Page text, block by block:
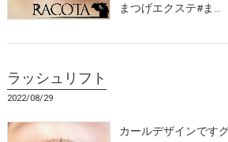
まつげエクステ#ま…
ラッシュリフト
2022/08/29
カールデザインです